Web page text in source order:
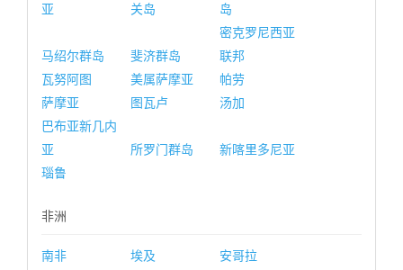
亚
关岛
岛
马绍尔群岛 斐济群岛
密克罗尼西亚
联邦
瓦努阿图
美属萨摩亚
帕劳
萨摩亚
图瓦卢
汤加
巴布亚新几内
亚
所罗门群岛
新喀里多尼亚
瑙鲁
非洲
南非 埃及
安哥拉